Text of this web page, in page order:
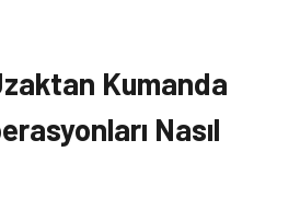
Kumanda
Nasıl